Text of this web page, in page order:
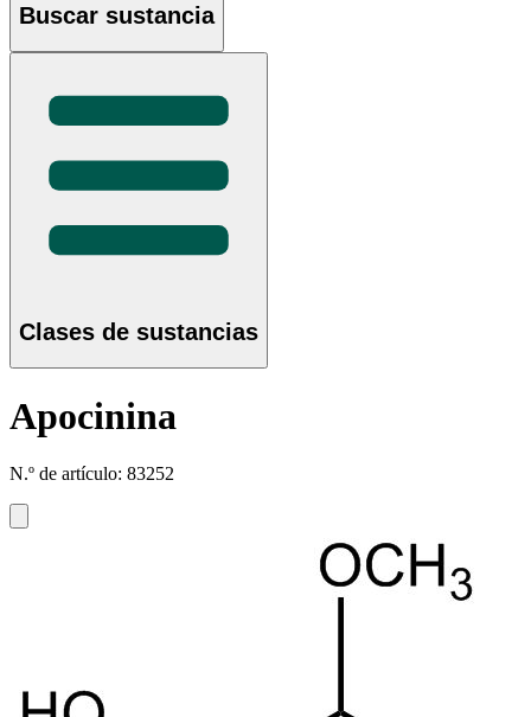
Buscar sustancia
Clases de sustancias
Apocinina
N.º de artículo: 83252